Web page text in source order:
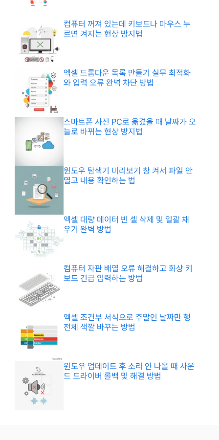
컴퓨터 꺼져 있는데 키보드나 마우스 누
르면 켜지는 현상 방지법
엑셀 드롭다운 목록 만들기 실무 최적화
와 입력 오류 완벽 차단 방법
스마트폰 사진 PC로 옮겼을 때 날짜가 오
늘로 바뀌는 현상 방지법
윈도우 탐색기 미리보기 창 켜서 파일 안
열고 내용 확인하는 법
엑셀 대량 데이터 빈 셀 삭제 및 일괄 채
우기 완벽 방법
컴퓨터 자판 배열 오류 해결하고 화상 키
보드 긴급 입력하는 방법
엑셀 조건부 서식으로 주말인 날짜만 행
전체 색깔 바꾸는 방법
윈도우 업데이트 후 소리 안 나올 때 사운
드 드라이버 롤백 및 해결 방법